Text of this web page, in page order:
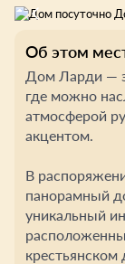
Об этом
Дом Ларди —
где можно
атмосферой
акцентом.
В
панорамный
уникальный